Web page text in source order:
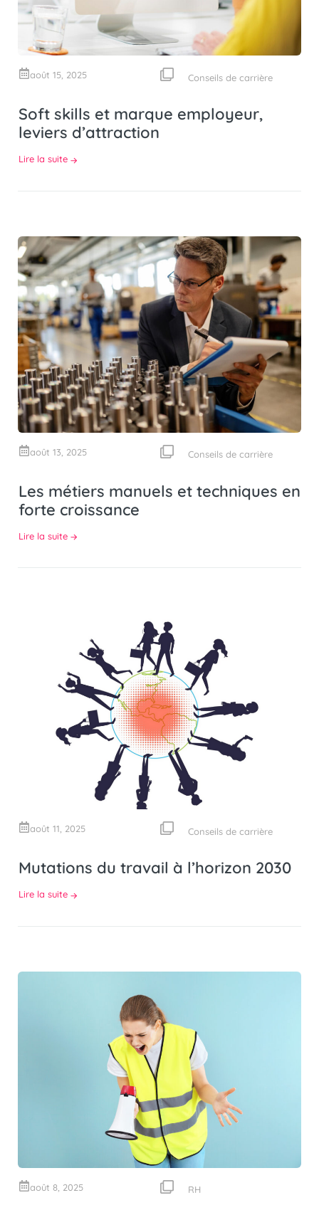
août 15, 2025 Conseils de carrière
Soft skills et marque employeur,
leviers d’attraction
Lire la suite
août 13, 2025 Conseils de carrière
Les métiers manuels et techniques en
forte croissance
Lire la suite
août 11, 2025 Conseils de carrière
Mutations du travail à l’horizon 2030
Lire la suite
août 8, 2025 RH